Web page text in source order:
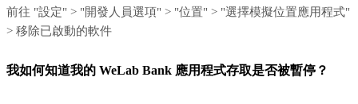
前往 "設定" > "開發人員選項" > "位置" > "選擇模擬位置應用程式"
> 移除已啟動的軟件
我如何知道我的 WeLab Bank 應用程式存取是否被暫停？